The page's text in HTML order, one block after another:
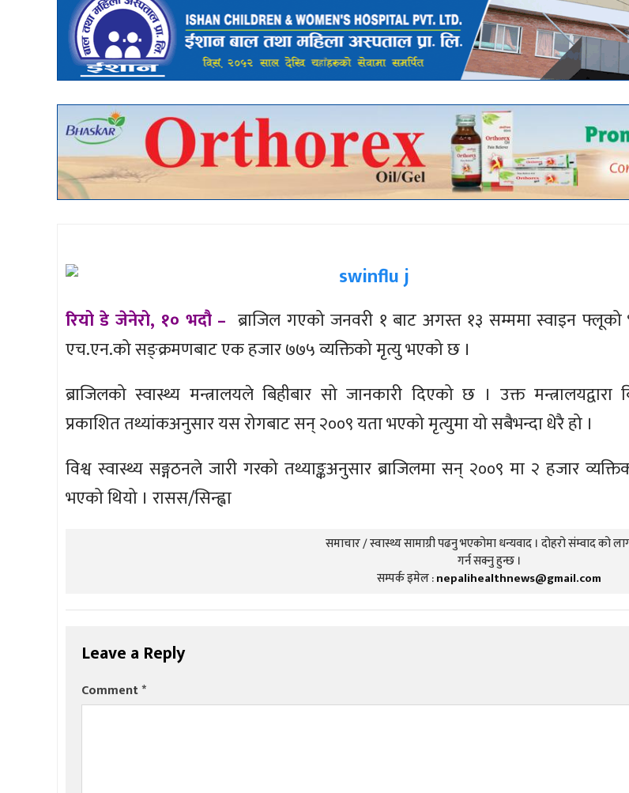
रियो डे जेनेरो, १० भदौ – ब्राजिल गएको जनवरी १ बाट अगस्त १३ सम्ममा स्वाइन फ्लूको
एच.एन.को सङ्क्रमणबाट एक हजार ७७५ व्यक्तिको मृत्यु भएको छ ।
ब्राजिलको स्वास्थ्य मन्त्रालयले बिहीबार सो जानकारी दिएको छ । उक्त मन्त्रालयद्वारा
प्रकाशित तथ्यांकअनुसार यस रोगबाट सन् २००९ यता भएको मृत्युमा यो सबैभन्दा धेरै हो ।
विश्व स्वास्थ्य सङ्गठनले जारी गरको तथ्याङ्कअनुसार ब्राजिलमा सन् २००९ मा २ हजार
भएको थियो । रासस/सिन्ह्वा
समाचार / स्वास्थ्य सामाग्री पढनु भएकोमा धन्यवाद । दोहरो संम्वाद को
गर्न सक्नु हुन्छ ।
सम्पर्क इमेल :nepalihealthnews@gmail.com
Leave a Reply
Comment*